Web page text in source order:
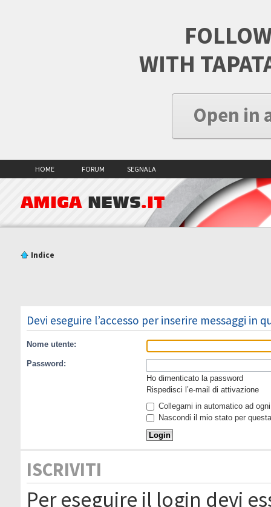
WITH
Open in
HOME FORUM SEGNALA
AMIGA NEWS.IT
Indice
Devi eseguire l’accesso per inserire messaggi in
Nome utente:
Password:
Ho dimenticato la password
Rispedisci l’e-mail di attivazione
Collegami in automatico ad
Nascondi il mio stato per
ISCRIVITI
Per eseguire il login devi